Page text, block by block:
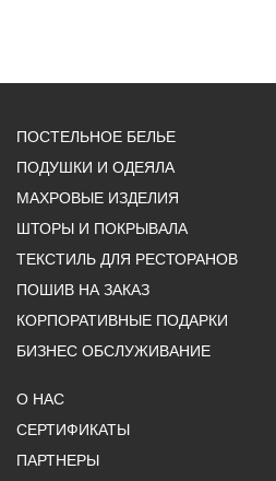
ПОСТЕЛЬНОЕ БЕЛЬЕ
ПОДУШКИ И ОДЕЯЛА
МАХРОВЫЕ ИЗДЕЛИЯ
ШТОРЫ И ПОКРЫВАЛА
ТЕКСТИЛЬ ДЛЯ РЕСТОРАНОВ
ПОШИВ НА ЗАКАЗ
КОРПОРАТИВНЫЕ ПОДАРКИ
БИЗНЕС ОБСЛУЖИВАНИЕ
О НАС
СЕРТИФИКАТЫ
ПАРТНЕРЫ